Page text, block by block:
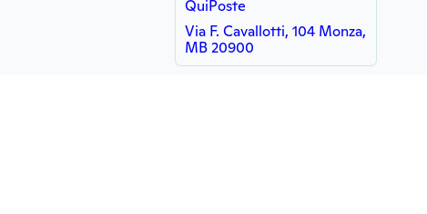
QuiPoste
Via F. Cavallotti, 104 Monza,
MB 20900